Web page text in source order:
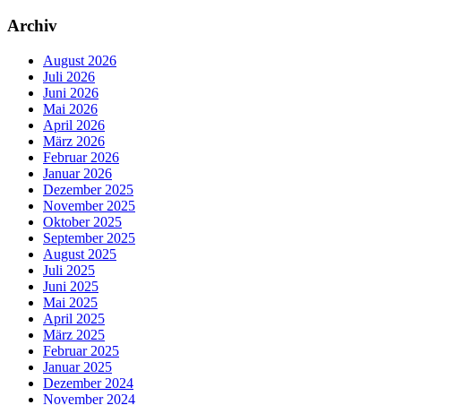
Archiv
August 2026
Juli 2026
Juni 2026
Mai 2026
April 2026
März 2026
Februar 2026
Januar 2026
Dezember 2025
November 2025
Oktober 2025
September 2025
August 2025
Juli 2025
Juni 2025
Mai 2025
April 2025
März 2025
Februar 2025
Januar 2025
Dezember 2024
November 2024